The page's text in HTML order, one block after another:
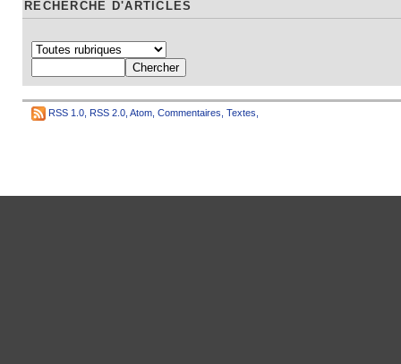
RECHERCHE D'ARTICLES
RSS 1.0 RSS 2.0 Atom Commentaires Textes